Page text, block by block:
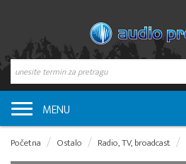
MENU
Početna Ostalo Radio, TV, broadcast